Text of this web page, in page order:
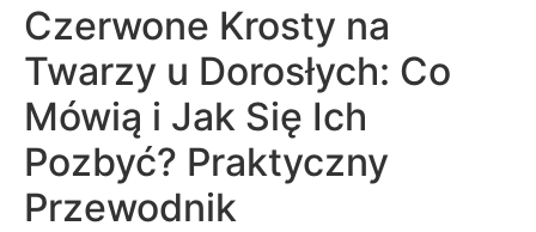
Czerwone Krosty na
Twarzy u Dorosłych: Co
Mówią i Jak Się Ich
Pozbyć? Praktyczny
Przewodnik